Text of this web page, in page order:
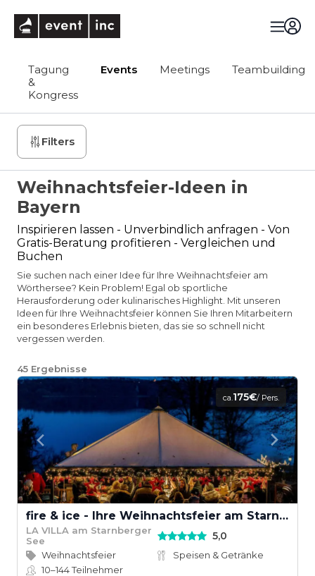
Tagung
&
Kongress
Events Meetings Teambuilding
Filters
Weihnachtsfeier-Ideen in
Bayern
Inspirieren lassen - Unverbindlich anfragen - Von
Gratis-Beratung profitieren - Vergleichen und
Buchen
Sie suchen nach einer Idee für Ihre Weihnachtsfeier am
Wörthersee? Kein Problem! Egal ob sportliche
Herausforderung oder kulinarisches Highlight. Mit unseren
Ideen für Ihre Weihnachtsfeier können Sie Ihren Mitarbeitern
ein besonderes Erlebnis bieten, das sie so schnell nicht
vergessen werden.
45 Ergebnisse
ca.175€/ Pers.
fire & ice - Ihre Weihnachtsfeier am Starnberger See
LA VILLA am Starnberger
See
5,0
Weihnachtsfeier
Speisen & Getränke
10–144Teilnehmer